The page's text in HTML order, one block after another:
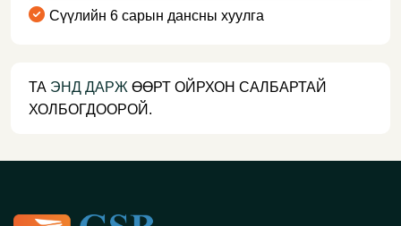
Сүүлийн 6 сарын дансны хуулга
ТА ЭНД ДАРЖ ӨӨРТ ОЙРХОН САЛБАРТАЙ
ХОЛБОГДООРОЙ.